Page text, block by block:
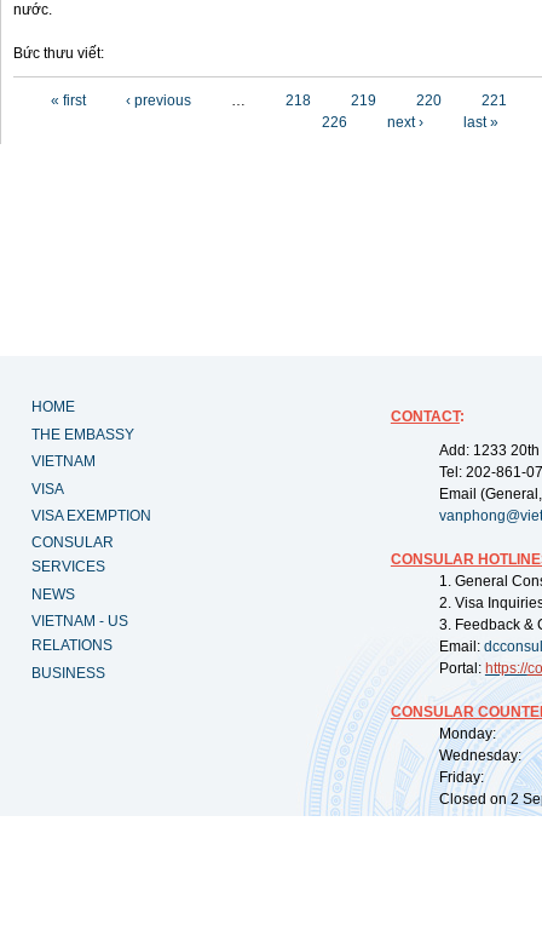
nước.
Bức thưu viết:
« first ‹ previous … 218 219 220
221
226
next › last »
HOME
THE EMBASSY
VIETNAM
VISA
VISA EXEMPTION
CONSULAR
SERVICES
NEWS
VIETNAM - US
RELATIONS
BUSINESS
CONTACT:
Add: 1233
Tel: 202-861-
Email
CONSULAR
1. General
2. Visa
3. Feedback &
Email:
Portal: https://
CONSULAR
Monday:
Wednesday:
Friday:
Closed on 2